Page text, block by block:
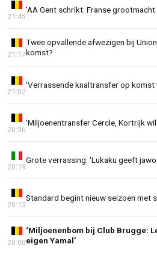
'AA Gent schrikt: Franse
21:45
Twee opvallende afwezigen bij
komst?
21:17
'Verrassende knaltransfer op komst
21:02
'Miljoenentransfer Cercle, Kortrijk
20:36
Grote verrassing: 'Lukaku geeft
20:19
Standard begint nieuw seizoen met
20:13
‘Miljoenenbom bij Club Brugge:
eigen Yamal’
20:00